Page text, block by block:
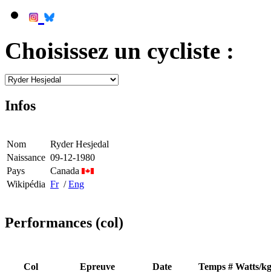
Choisissez un cycliste :
Infos
Nom
Ryder Hesjedal
Naissance 09-12-1980
Pays
Canada
Wikipédia Fr/Eng
Performances (col)
Col Epreuve Date Temps # Watts/kg